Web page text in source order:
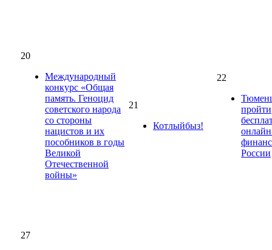
20
Международный
конкурс «Общая
память. Геноцид
советского народа
со стороны
нацистов и их
пособников в годы
Великой
Отечественной
войны»
21
Котлыйбыз!
22
пройти
России
27